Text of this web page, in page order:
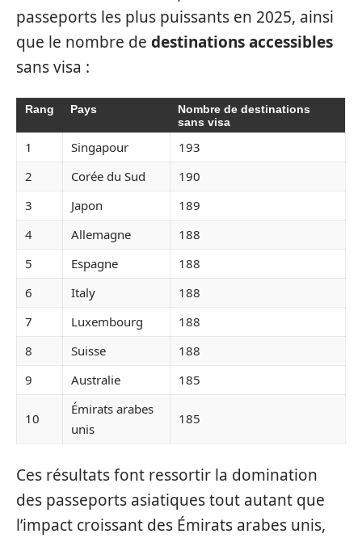
passeports les plus puissants en 2025, ainsi
que le nombre de destinations accessibles
sans visa :
Rang Pays
Nombre de destinations
sans visa
1 Singapour
193
2
Corée du Sud
190
3
Japon
189
4
Allemagne
188
5
Espagne
188
6
Italy
188
7
Luxembourg
188
8
Suisse
188
9
Australie 185
10
Émirats arabes
unis
185
Ces résultats font ressortir la domination
des passeports asiatiques tout autant que
l’impact croissant des Émirats arabes unis,